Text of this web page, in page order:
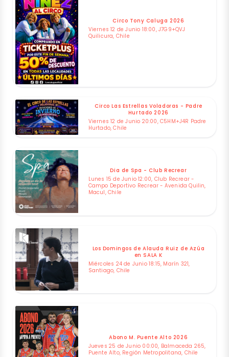
Circo Tony Caluga 2026
Viernes 12 de Junio 18:00, J7G9+QVJ
Quilicura, Chile
Circo Las Estrellas Voladoras - Padre
Hurtado 2026
Viernes 12 de Junio 20:00, C5HM+J4R Padre
Hurtado, Chile
Dia de Spa - Club Recrear
Lunes 15 de Junio 12:00, Club Recrear -
Campo Deportivo Recrear - Avenida Quilin,
Macul, Chile
Los Domingos de Alauda Ruiz de Azúa
en SALA K
Miércoles 24 de Junio 18:15, Marín 321,
Santiago, Chile
Abono M. Puente Alto 2026
Jueves 25 de Junio 00:00, Balmaceda 265,
Puente Alto, Región Metropolitana, Chile